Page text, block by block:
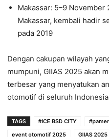
Makassar: 5–9
Makassar, kembali hadir
pada 2019
Dengan cakupan wilayah
mumpuni, GIIAS 2025 akan
terbesar yang menyatukan
otomotif di seluruh Indonesia
TAGS #ICE BSD CITY
event otomotif 2025
GIIAS 2025